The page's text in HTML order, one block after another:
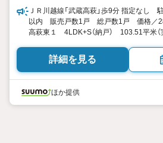
ＪＲ川越線「武蔵高萩」歩9分 指定な
以内 販売戸数1戸 総戸数1戸 価格／
高萩東１ 4LDK+S（納戸） 103.51平米
詳細を見る
ほか提供